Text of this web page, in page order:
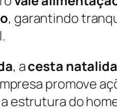
, garantindo
, acesta
promove
estrutura do